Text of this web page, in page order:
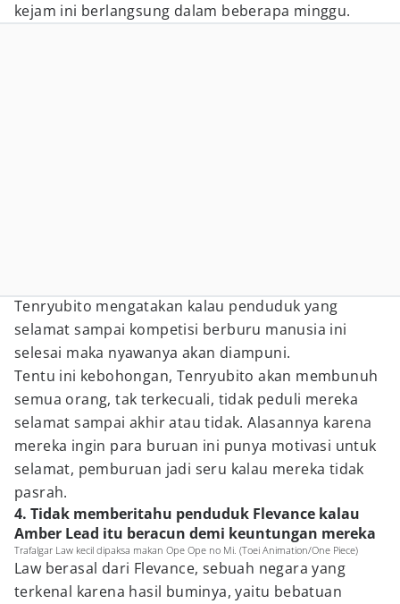
kejam ini berlangsung dalam beberapa minggu.
Tenryubito mengatakan kalau penduduk yang
selamat sampai kompetisi berburu manusia ini
selesai maka nyawanya akan diampuni.
Tentu ini kebohongan, Tenryubito akan membunuh
semua orang, tak terkecuali, tidak peduli mereka
selamat sampai akhir atau tidak. Alasannya karena
mereka ingin para buruan ini punya motivasi untuk
selamat, pemburuan jadi seru kalau mereka tidak
pasrah.
4. Tidak memberitahu penduduk Flevance kalau
Amber Lead itu beracun demi keuntungan mereka
Trafalgar Law kecil dipaksa makan Ope Ope no Mi. (Toei Animation/One Piece)
Law berasal dari Flevance, sebuah negara yang
terkenal karena hasil buminya, yaitu bebatuan